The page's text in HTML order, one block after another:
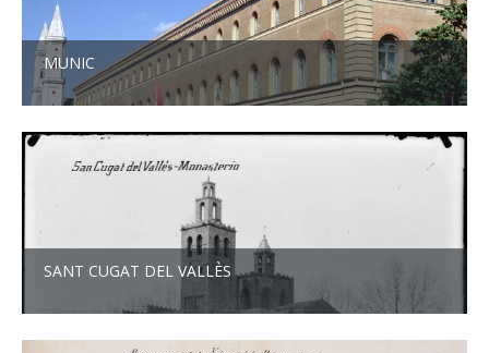
MUNIC
SANT CUGAT DEL VALLÈS